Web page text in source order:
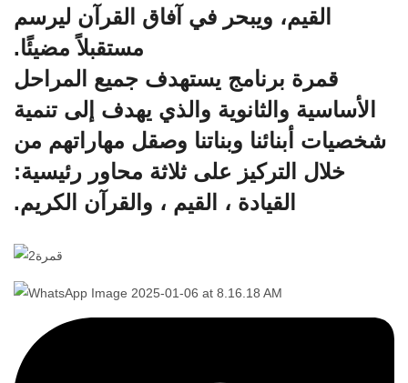
القيم، ويبحر في آفاق القرآن ليرسم
مستقبلاً مضيئًا.
قمرة برنامج يستهدف جميع المراحل
الأساسية والثانوية والذي يهدف إلى تنمية
شخصيات أبنائنا وبناتنا وصقل مهاراتهم من
خلال التركيز على ثلاثة محاور رئيسية:
القيادة ، القيم ، والقرآن الكريم.